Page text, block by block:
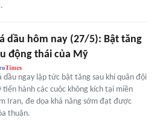
dầu hôm nay (27/5): Bật tăng
động thái của Mỹ
dầu ngay lập tức bật tăng sau khi quân đội
tiến hành các cuộc không kích tại miền
Iran, đe dọa khả năng sớm đạt được
thuận.